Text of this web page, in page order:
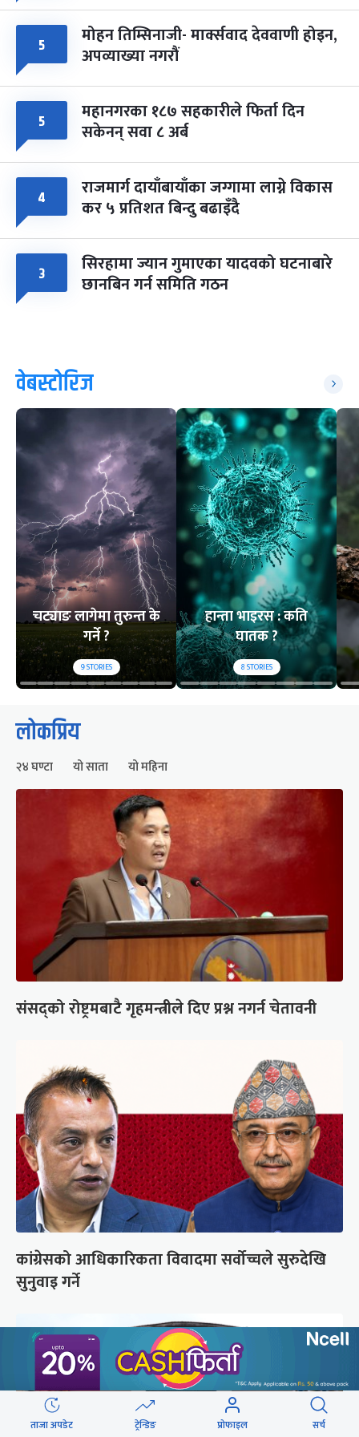
५ मोहन तिम्सिनाजी- मार्क्सवाद देववाणी होइन,
अपव्याख्या नगरौं
५ महानगरका १८७ सहकारीले फिर्ता दिन
सकेनन् सवा ८ अर्ब
४ राजमार्ग दायाँबायाँका जग्गामा लाग्ने विकास
कर ५ प्रतिशत बिन्दु बढाइँदै
३ सिरहामा ज्यान गुमाएका यादवको घटनाबारे
छानबिन गर्न समिति गठन
वेबस्टोरिज
चट्याङ लागेमा तुरुन्त के
गर्ने ?
9STORIES
हान्ता भाइरस : कति
घातक ?
8STORIES
लोकप्रिय
२४ घण्टा यो साता यो महिना
संसद्को रोष्ट्रमबाटै गृहमन्त्रीले दिए प्रश्न नगर्न चेतावनी
कांग्रेसको आधिकारिकता विवादमा सर्वोच्चले सुरुदेखि
सुनुवाइ गर्ने
ताजा अपडेट ट्रेन्डिङ प्रोफाइल सर्च